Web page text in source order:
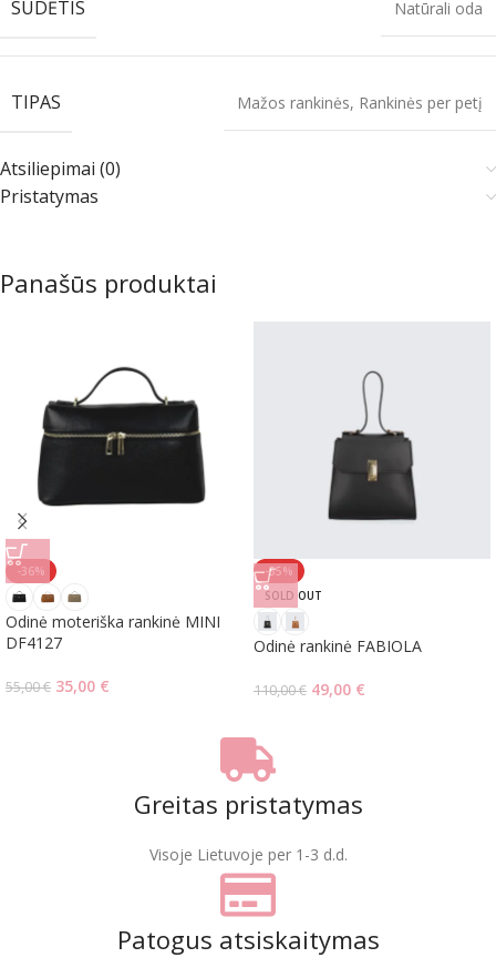
SUDĖTIS Natūrali oda
TIPAS Mažos rankinės, Rankinės per petį
Atsiliepimai (0)
Pristatymas
Panašūs produktai
-36%
Odinė moteriška rankinė MINI
DF4127
55,00€ 35,00 €
-55%
SOLD OUT
Odinė rankinė FABIOLA
110,00€ 49,00 €
Greitas pristatymas
Visoje Lietuvoje per 1-3 d.d.
Patogus atsiskaitymas